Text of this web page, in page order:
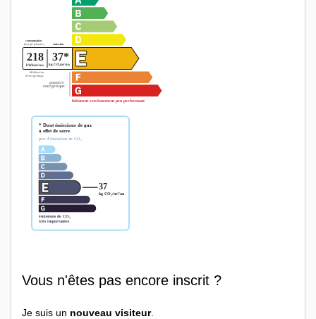
Vous n'êtes pas encore inscrit ?
Je suis un nouveau visiteur.